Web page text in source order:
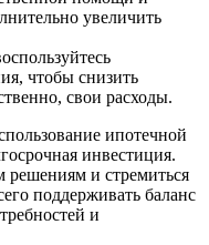
увеличить
чтобы снизить
свои расходы.
ипотечной
инвестиция.
решениям и стремиться
поддерживать баланс
и